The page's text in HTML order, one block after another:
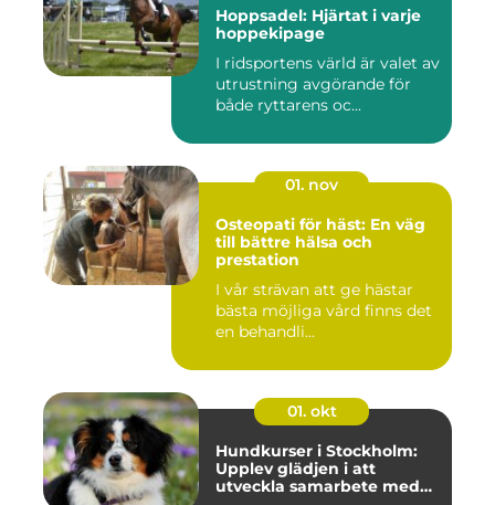
Hoppsadel: Hjärtat i varje
hoppekipage
I ridsportens värld är valet av
utrustning avgörande för
både ryttarens oc...
01. nov
Osteopati för häst: En väg
till bättre hälsa och
prestation
I vår strävan att ge hästar
bästa möjliga vård finns det
en behandli...
01. okt
Hundkurser i Stockholm:
Upplev glädjen i att
utveckla samarbete med